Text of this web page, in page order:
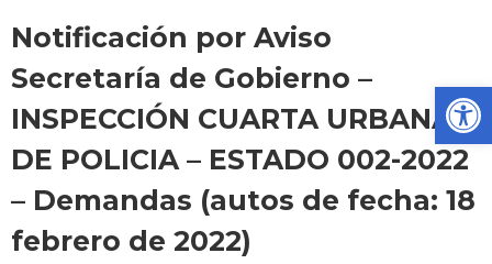
Notificación por Aviso
Secretaría de Gobierno –
INSPECCIÓN CUARTA URBANA
DE POLICIA – ESTADO 002-2022
– Demandas (autos de fecha: 18
febrero de 2022)